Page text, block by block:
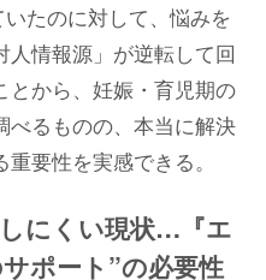
たのに対して、悩みを
情報源」が逆転して回
とから、妊娠・育児期の
べるものの、本当に解決
要性を実感できる。
にくい現状…『エ
ポート”の必要性